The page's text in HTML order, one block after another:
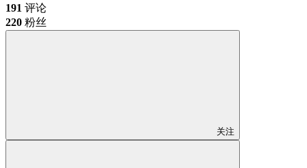
191 评论
220 粉丝
关注